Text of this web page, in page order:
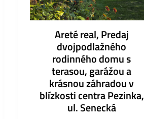
Areté real, Predaj
dvojpodlažného
rodinného domu s
terasou, garážou a
krásnou záhradou v
blízkosti centra Pezinka,
ul. Senecká